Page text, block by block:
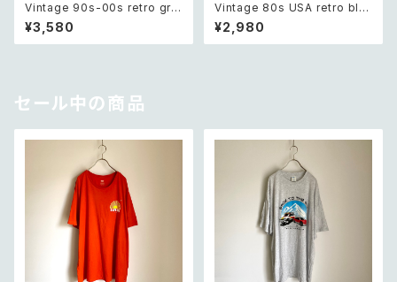
Vintage 90s-00s retro gre
en aventurine pierce レトロ
ヴィンテージ アクセサリー 天然
石 グリーンアベンチュリン ピア
¥3,580
Vintage 80s USA retro bla
ck enamel circle design pi
erces レトロ アメリカ ヴィンテ
ージ アクセサリー ブラック エナ
¥2,980
セール中の商品